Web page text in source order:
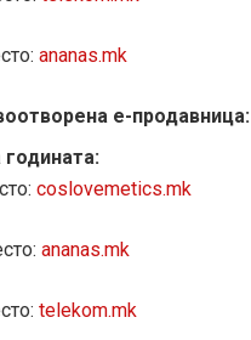
ananas.mk
е-продавница:
годината:
coslovemetics.mk
ananas.mk
telekom.mk